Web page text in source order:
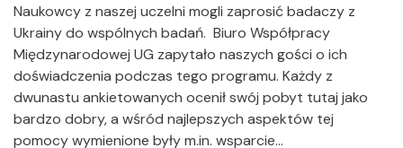
Naukowcy z naszej uczelni mogli zaprosić badaczy z
Ukrainy do wspólnych badań. Biuro Współpracy
Międzynarodowej UG zapytało naszych gości o ich
doświadczenia podczas tego programu. Każdy z
dwunastu ankietowanych ocenił swój pobyt tutaj jako
bardzo dobry, a wśród najlepszych aspektów tej
pomocy wymienione były m.in. wsparcie…